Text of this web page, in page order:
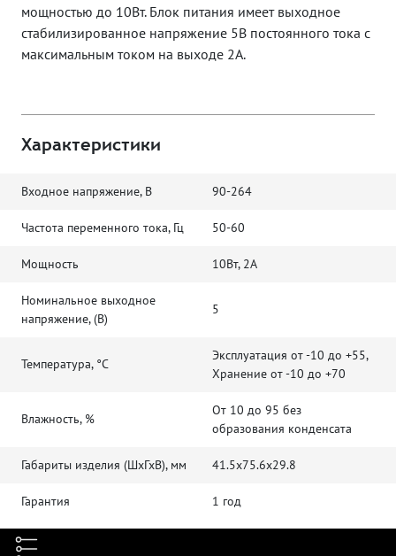
мощностью до 10Вт. Блок питания имеет выходное
стабилизированное напряжение 5В постоянного тока с
максимальным током на выходе 2А.
Характеристики
Входное напряжение, В 90-264
Частота переменного тока, Гц 50-60
Мощность 10Вт, 2А
Номинальное выходное
напряжение, (В)
5
Температура, °C
Эксплуатация от -10 до +55,
Хранение от -10 до +70
Влажность, %
От 10 до 95 без
образования конденсата
Габариты изделия (ШхГхВ), мм 41.5x75.6x29.8
Гарантия 1 год